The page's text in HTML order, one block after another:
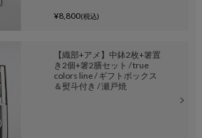
¥8,800(税込)
【織部+アメ】中鉢2枚+箸置
き2個+箸2膳セット / true
colors line / ギフトボックス
＆熨斗付き / 瀬戸焼